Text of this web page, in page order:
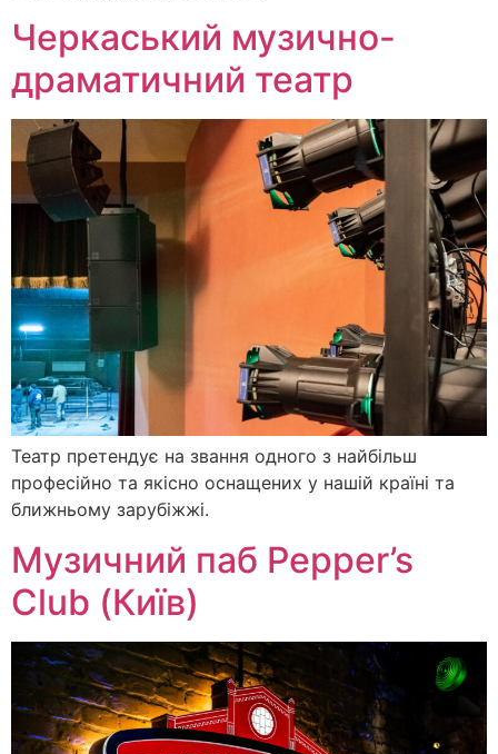
Черкаський музично-
драматичний театр
Театр претендує на звання одного з найбільш
професійно та якісно оснащених у нашій країні та
ближньому зарубіжжі.
Музичний паб Pepper’s
Club (Київ)